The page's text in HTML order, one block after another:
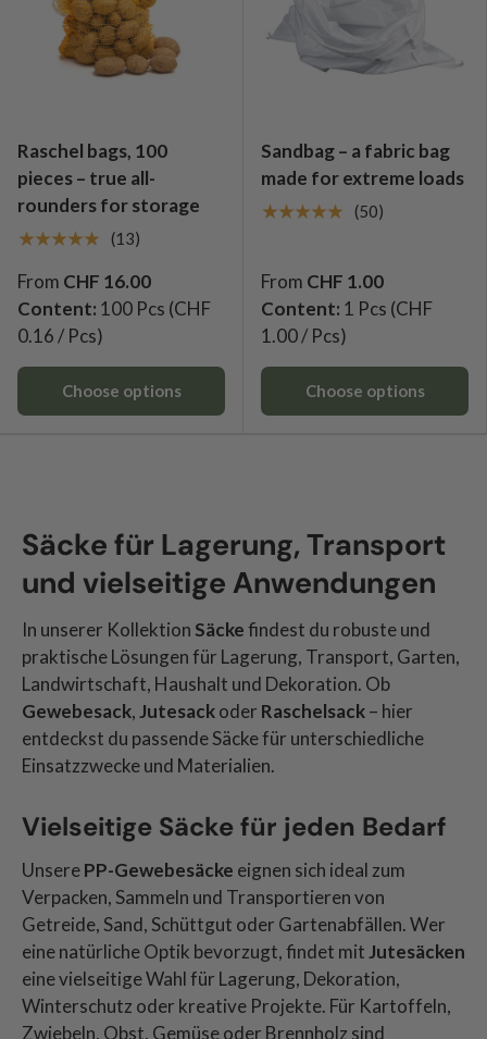
Raschel bags, 100
pieces – true all-
rounders for storage
★★★★★
(13)
From CHF 16.00
Content: 100 Pcs (CHF
0.16 / Pcs)
Choose options
Sandbag – a fabric bag
made for extreme loads
★★★★★
(50)
From CHF 1.00
Content: 1 Pcs (CHF
1.00 / Pcs)
Choose options
Säcke für Lagerung, Transport
und vielseitige Anwendungen
In unserer KollektionSäckefindest du robuste und
praktische Lösungen für Lagerung, Transport, Garten,
Landwirtschaft, Haushalt und Dekoration. Ob
Gewebesack, Jutesackoder Raschelsack– hier
entdeckst du passende Säcke für unterschiedliche
Einsatzzwecke und Materialien.
Vielseitige Säcke für jeden Bedarf
UnserePP-Gewebesäcke eignen sich ideal zum
Verpacken, Sammeln und Transportieren von
Getreide, Sand, Schüttgut oder Gartenabfällen. Wer
eine natürliche Optik bevorzugt, findet mit Jutesäcken
eine vielseitige Wahl für Lagerung, Dekoration,
Winterschutz oder kreative Projekte. Für Kartoffeln,
Zwiebeln, Obst, Gemüse oder Brennholz sind